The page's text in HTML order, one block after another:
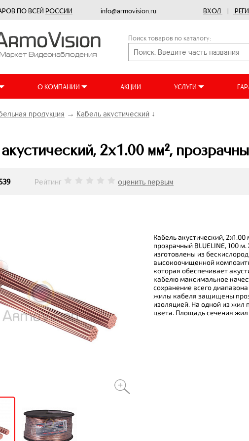
ПО ВСЕЙ РОССИИ info@armovision.ru ВХОД |
Поиск товаров по каталогу:
О КОМПАНИИ АКЦИИ УСЛУГИ
продукция → Кабель акустический ↓
2х1.00 мм²,
Рейтинг оценить первым
Кабель акустический, 2х1.00
прозрачный BLUELINE, 100
изготовлены из
высокоочищенной
которая обеспечивает
кабелю максимальное
сохранение всего диапазона
жилы кабеля защищены
изоляцией. На одной из жил
цвета. Площадь сечения